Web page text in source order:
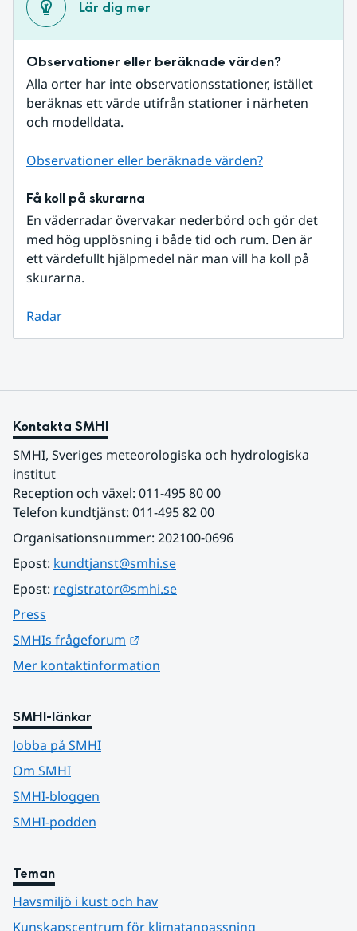
Lär dig mer
Observationer eller beräknade värden?
Alla orter har inte observationsstationer, istället
beräknas ett värde utifrån stationer i närheten
och modelldata.
Observationer eller beräknade värden?
Få koll på skurarna
En väderradar övervakar nederbörd och gör det
med hög upplösning i både tid och rum. Den är
ett värdefullt hjälpmedel när man vill ha koll på
skurarna.
Radar
Kontakta SMHI
SMHI, Sveriges meteorologiska och hydrologiska
institut
Reception och växel: 011-495 80 00
Telefon kundtjänst: 011-495 82 00
Organisationsnummer: 202100-0696
Epost: kundtjanst@smhi.se
Epost: registrator@smhi.se
Press
SMHIs frågeforum
Mer kontaktinformation
SMHI-länkar
Jobba på SMHI
Om SMHI
SMHI-bloggen
SMHI-podden
Teman
Havsmiljö i kust och hav
Kunskapscentrum för klimatanpassning